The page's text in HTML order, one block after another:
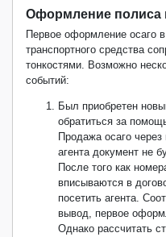
Оформление полиса
Первое оформление осаго
транспортного средства
тонкостями. Возможно
событий:
Был приобретен
обратиться за
Продажа осаго
агента документ не
После того как
вписываются в
посетить агента.
вывод, первое
Однако рассчитать